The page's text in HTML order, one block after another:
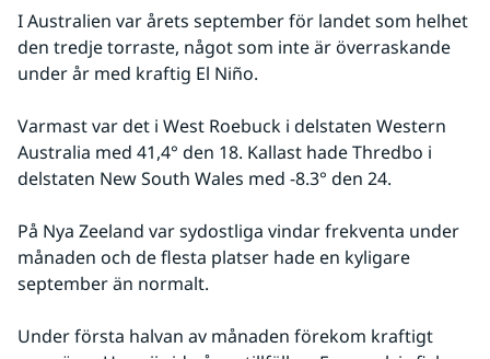
I Australien var årets september för landet som helhet
den tredje torraste, något som inte är överraskande
under år med kraftig El Niño.
Varmast var det i West Roebuck i delstaten Western
Australia med 41,4° den 18. Kallast hade Thredbo i
delstaten New South Wales med -8.3° den 24.
På Nya Zeeland var sydostliga vindar frekventa under
månaden och de flesta platser hade en kyligare
september än normalt.
Under första halvan av månaden förekom kraftigt